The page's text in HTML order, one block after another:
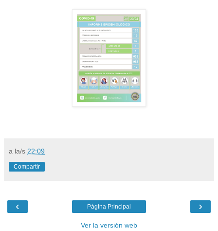
a la/s 22:09
Compartir
‹ ›
Página Principal
Ver la versión web